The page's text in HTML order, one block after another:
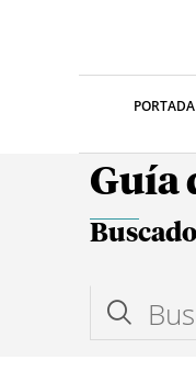
PORTADA
Guía